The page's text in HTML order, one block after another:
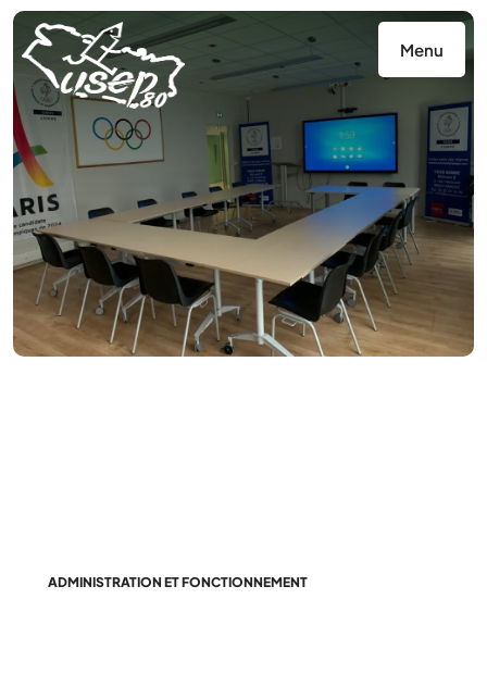
Menu
ADMINISTRATION ET FONCTIONNEMENT
Panneau de gestion des cookies